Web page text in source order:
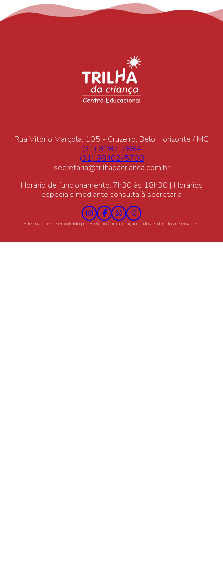
Rua Vitório Marçola, 105 - Cruzeiro, Belo Horizonte / MG
(31) 3287-7884
(31) 98402-5700
secretaria@trilhadacrianca.com.br
Horário de funcionamento: 7h30 às 18h30 | Horários
especiais mediante consulta à secretaria
Site criado e desenvolvido por Prefácio Comunicação. Todos os direitos reservados.